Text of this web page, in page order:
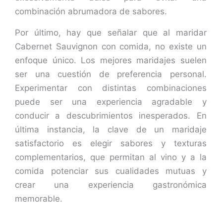
combinación abrumadora de sabores.
Por último, hay que señalar que al maridar
Cabernet Sauvignon con comida, no existe un
enfoque único. Los mejores maridajes suelen
ser una cuestión de preferencia personal.
Experimentar con distintas combinaciones
puede ser una experiencia agradable y
conducir a descubrimientos inesperados. En
última instancia, la clave de un maridaje
satisfactorio es elegir sabores y texturas
complementarios, que permitan al vino y a la
comida potenciar sus cualidades mutuas y
crear una experiencia gastronómica
memorable.